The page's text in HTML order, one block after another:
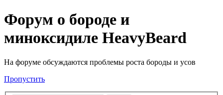
Форум о бороде и
миноксидиле HeavyBeard
На форуме обсуждаются проблемы роста бороды и усов
Пропустить